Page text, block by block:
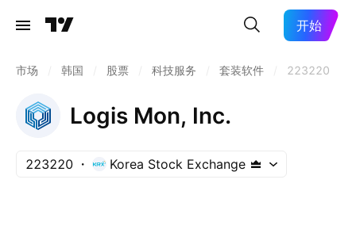
开始
市场 韩国 股票 科技服务 套装软件 223220
Logis Mon, Inc.
223220 Korea Stock Exchange